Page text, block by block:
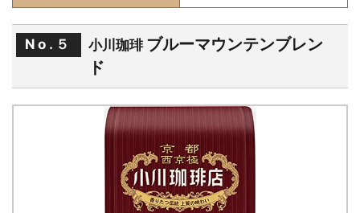
No.５ 小川珈琲 ブルーマウンテンブレン
ド